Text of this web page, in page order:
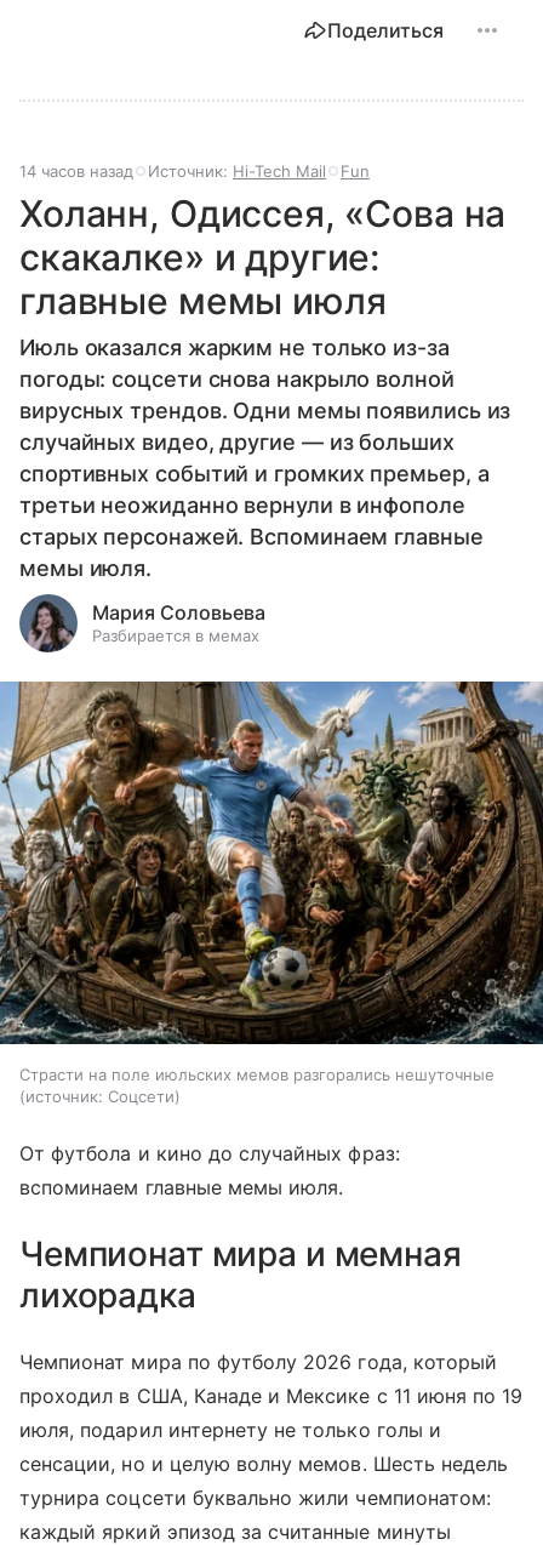
Поделиться
14 часов назад Источник: Hi-Tech Mail Fun
Холанн, Одиссея, «Сова на
скакалке» и другие:
главные мемы июля
Июль оказался жарким не только из-за
погоды: соцсети снова накрыло волной
вирусных трендов. Одни мемы появились из
случайных видео, другие — из больших
спортивных событий и громких премьер, а
третьи неожиданно вернули в инфополе
старых персонажей. Вспоминаем главные
мемы июля.
Мария Соловьева
Разбирается в мемах
Страсти на поле июльских мемов разгорались нешуточные
источник: Соцсети
От футбола и кино до случайных фраз:
вспоминаем главные мемы июля.
Чемпионат мира и мемная
лихорадка
Чемпионат мира по футболу 2026 года, который
проходил в США, Канаде и Мексике с 11 июня по 19
июля, подарил интернету не только голы и
сенсации, но и целую волну мемов. Шесть недель
турнира соцсети буквально жили чемпионатом:
каждый яркий эпизод за считанные минуты